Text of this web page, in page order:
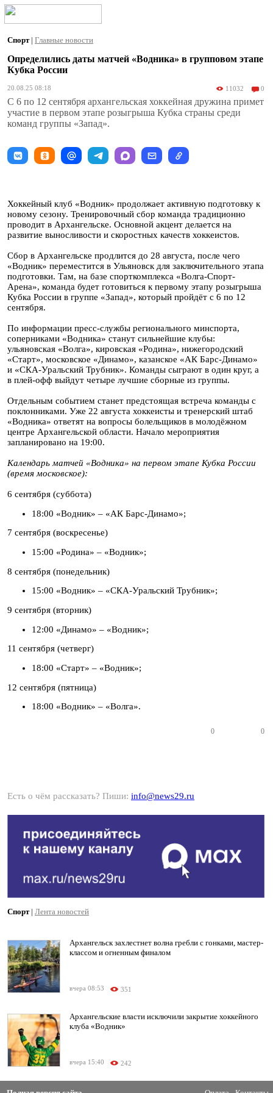
Спорт | Главные новости
Определились даты матчей «Водника» в групповом этапе
Кубка России
20.08.25 08:18 11032 0
С 6 по 12 сентября архангельская хоккейная дружина примет
участие в первом этапе розыгрыша Кубка страны среди
команд группы «Запад».
Хоккейный клуб «Водник» продолжает активную подготовку к
новому сезону. Тренировочный сбор команда традиционно
проводит в Архангельске. Основной акцент делается на
развитие выносливости и скоростных качеств хоккеистов.
Сбор в Архангельске продлится до 28 августа, после чего
«Водник» переместится в Ульяновск для заключительного этапа
подготовки. Там, на базе спорткомплекса «Волга-Спорт-
Арена», команда будет готовиться к первому этапу розыгрыша
Кубка России в группе «Запад», который пройдёт с 6 по 12
сентября.
По информации пресс-службы регионального минспорта,
соперниками «Водника» станут сильнейшие клубы:
ульяновская «Волга», кировская «Родина», нижегородский
«Старт», московское «Динамо», казанское «АК Барс-Динамо»
и «СКА-Уральский Трубник». Команды сыграют в один круг, а
в плей-офф выйдут четыре лучшие сборные из группы.
Отдельным событием станет предстоящая встреча команды с
поклонниками. Уже 22 августа хоккеисты и тренерский штаб
«Водника» ответят на вопросы болельщиков в молодёжном
центре Архангельской области. Начало мероприятия
запланировано на 19:00.
Календарь матчей «Водника» на первом этапе Кубка России
(время московское):
6 сентября (суббота)
18:00 «Водник» – «АК Барс-Динамо»;
7 сентября (воскресенье)
15:00 «Родина» – «Водник»;
8 сентября (понедельник)
15:00 «Водник» – «СКА-Уральский Трубник»;
9 сентября (вторник)
12:00 «Динамо» – «Водник»;
11 сентября (четверг)
18:00 «Старт» – «Водник»;
12 сентября (пятница)
18:00 «Водник» – «Волга».
0 0
Есть о чём рассказать? Пиши: info@news29.ru
Спорт| Лента новостей
Архангельск захлестнет волна гребли с гонками, мастер-
классом и огненным финалом
вчера 08:53 351
Архангельские власти исключили закрытие хоккейного
клуба «Водник»
вчера 15:40 242